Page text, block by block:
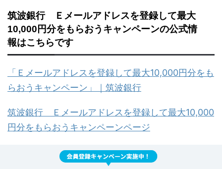
筑波銀行 Ｅメールアドレスを登録して最大
10,000円分をもらおうキャンペーンの公式情
報はこちらです
「Ｅメールアドレスを登録して最大10,000円分をも
らおうキャンペーン」｜筑波銀行
筑波銀行 Ｅメールアドレスを登録して最大10,000
円分をもらおうキャンペーンページ